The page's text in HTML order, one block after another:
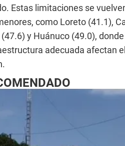
Estas limitaciones se
como Loreto (41.1),
y Huánuco (49.0),
adecuada afectan